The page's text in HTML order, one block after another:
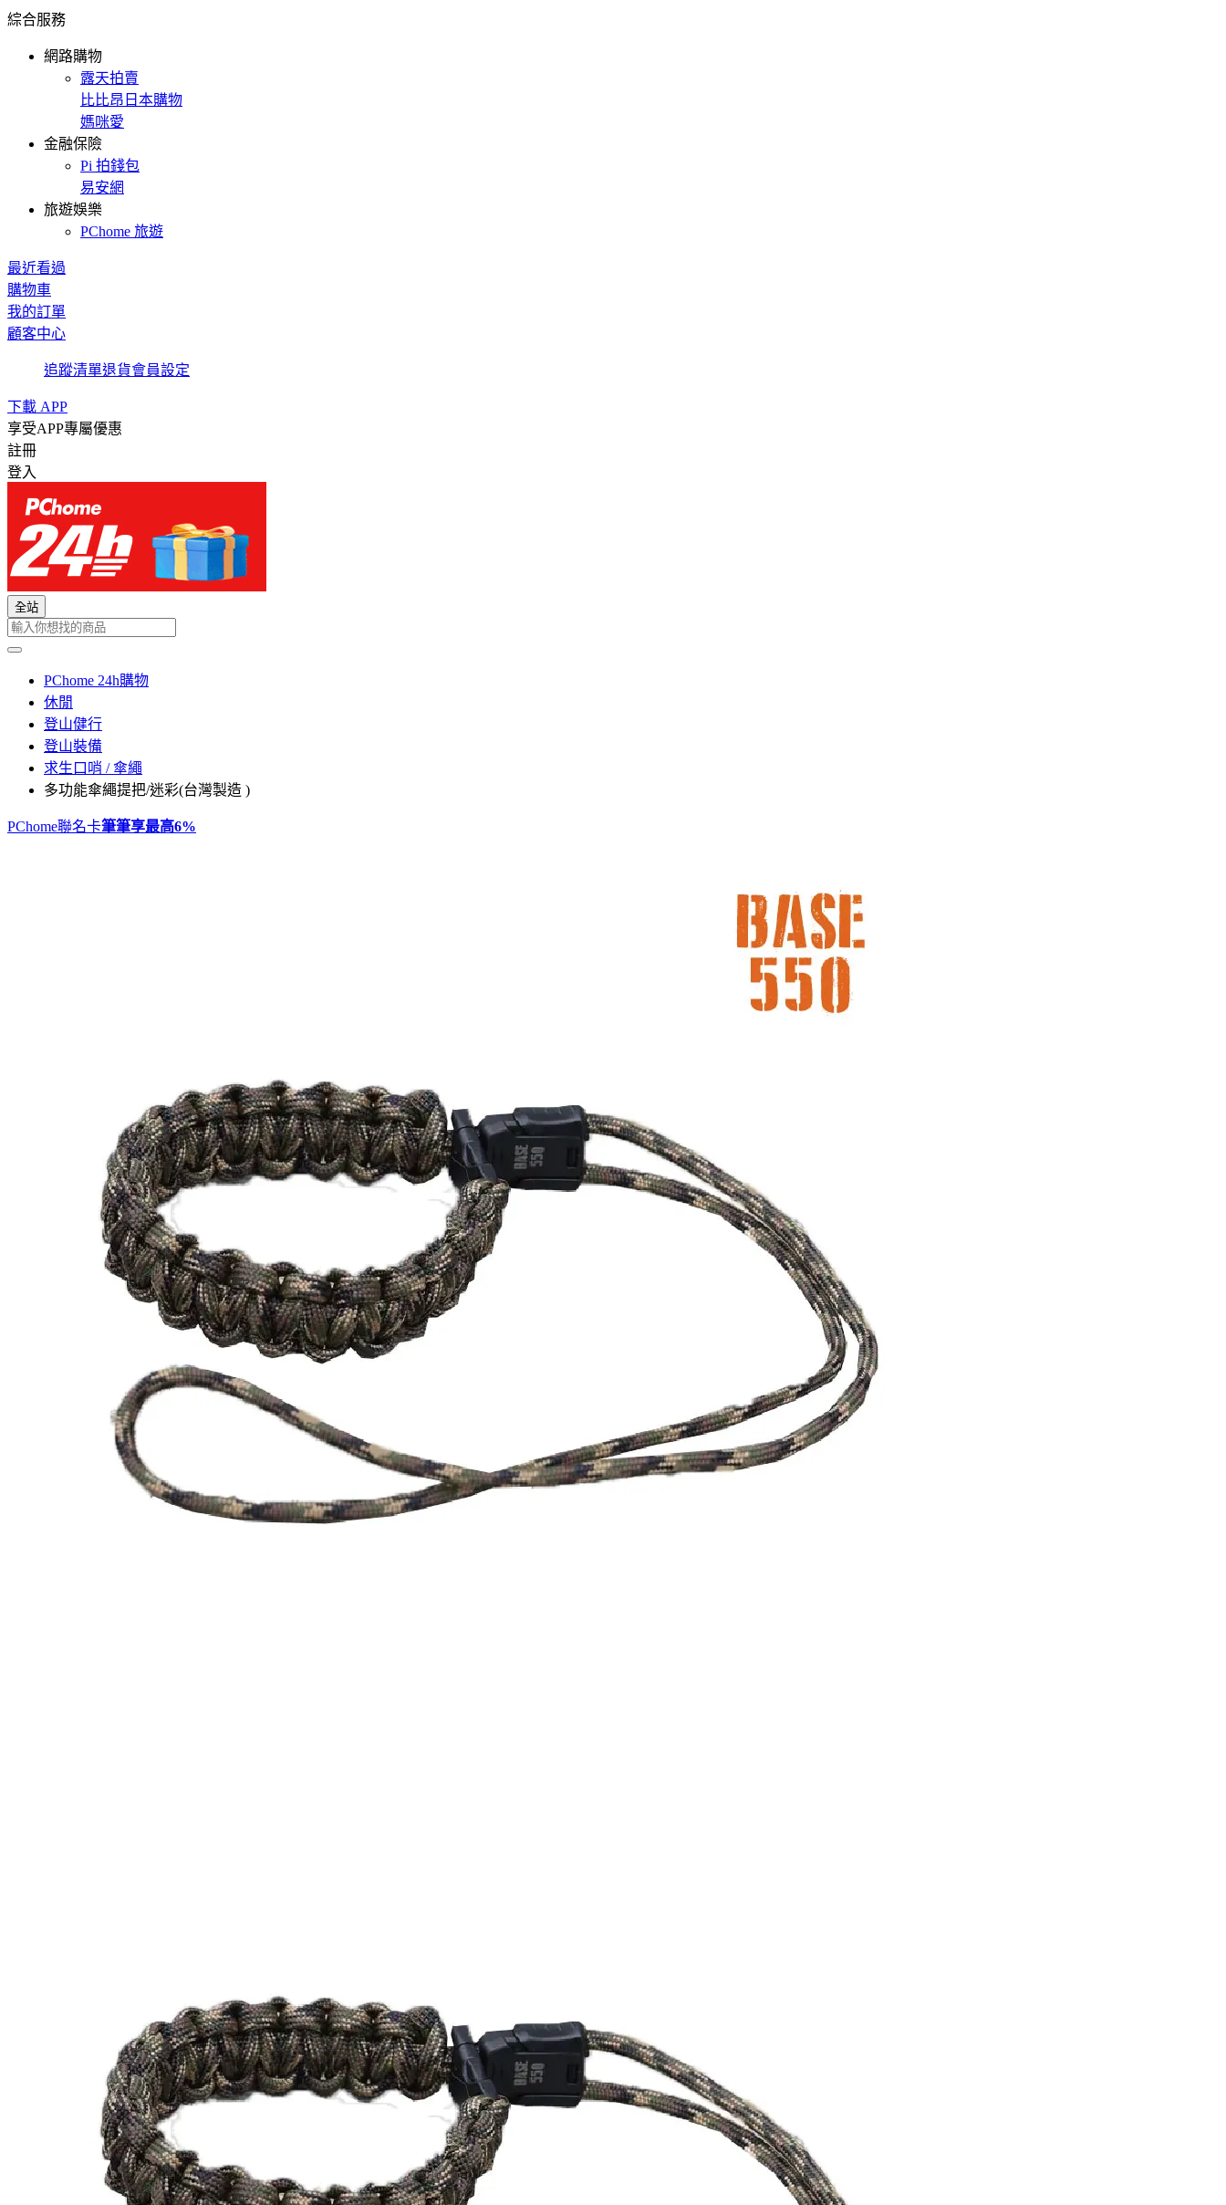
綜合服務
網路購物
露天拍賣
比比昂日本購物
媽咪愛
金融保險
Pi 拍錢包
易安網
旅遊娛樂
PChome 旅遊
最近看過
購物車
我的訂單
顧客中心
追蹤清單退貨會員設定
下載 APP
享受APP專屬優惠
註冊
登入
全站
PChome 24h購物
休閒
登山健行
登山裝備
求生口哨 / 傘繩
多功能傘繩提把/迷彩(台灣製造 )
PChome聯名卡筆筆享最高6%